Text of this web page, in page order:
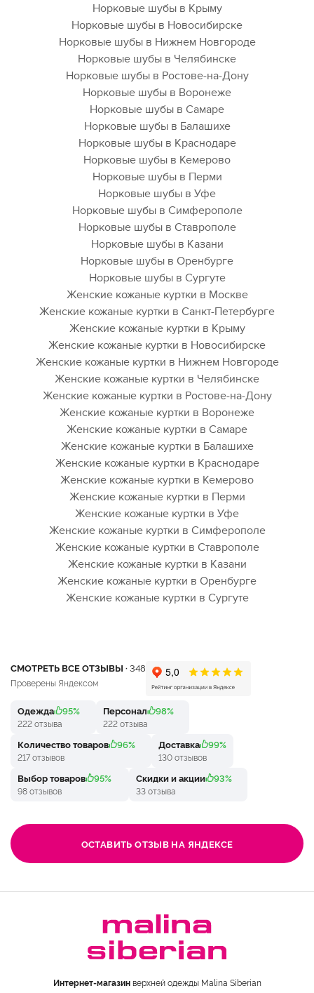
Норковые шубы в Крыму
Норковые шубы в Новосибирске
Норковые шубы в Нижнем Новгороде
Норковые шубы в Челябинске
Норковые шубы в Ростове-на-Дону
Норковые шубы в Воронеже
Норковые шубы в Самаре
Норковые шубы в Балашихе
Норковые шубы в Краснодаре
Норковые шубы в Кемерово
Норковые шубы в Перми
Норковые шубы в Уфе
Норковые шубы в Симферополе
Норковые шубы в Ставрополе
Норковые шубы в Казани
Норковые шубы в Оренбурге
Норковые шубы в Сургуте
Женские кожаные куртки в Москве
Женские кожаные куртки в Санкт-Петербурге
Женские кожаные куртки в Крыму
Женские кожаные куртки в Новосибирске
Женские кожаные куртки в Нижнем Новгороде
Женские кожаные куртки в Челябинске
Женские кожаные куртки в Ростове-на-Дону
Женские кожаные куртки в Воронеже
Женские кожаные куртки в Самаре
Женские кожаные куртки в Балашихе
Женские кожаные куртки в Краснодаре
Женские кожаные куртки в Кемерово
Женские кожаные куртки в Перми
Женские кожаные куртки в Уфе
Женские кожаные куртки в Симферополе
Женские кожаные куртки в Ставрополе
Женские кожаные куртки в Казани
Женские кожаные куртки в Оренбурге
Женские кожаные куртки в Сургуте
СМОТРЕТЬ ВСЕ ОТЗЫВЫ ·348
Проверены Яндексом
Одежда 95%
222 отзыва
Персонал 98%
222 отзыва
Количество товаров 96%
217 отзывов
Доставка 99%
130 отзывов
Выбор товаров 95%
98 отзывов
Скидки и акции 93%
33 отзыва
ОСТАВИТЬ ОТЗЫВ НА ЯНДЕКСЕ
Интернет-магазинверхней одежды Malina Siberian